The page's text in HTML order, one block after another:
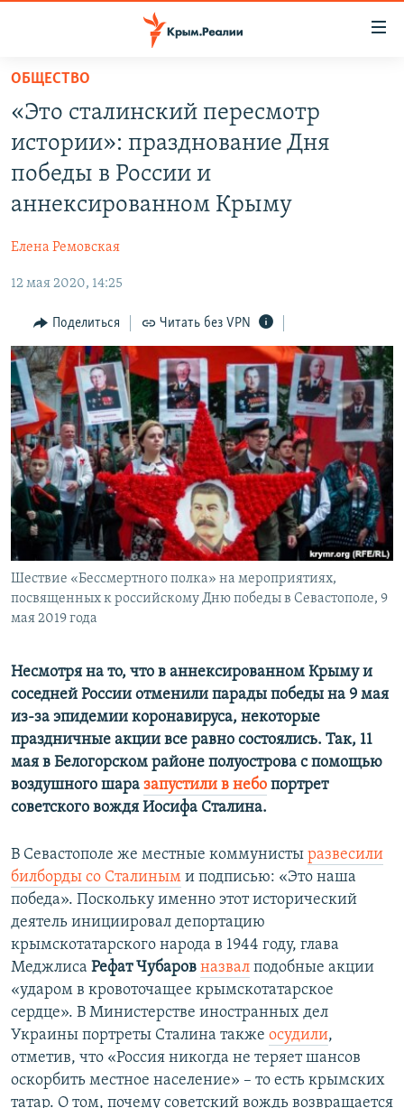
Вернуться
основному
содержанию
Вернутся
главной
Вернутся
ГРУЗ 200
КАРТА ВОЕННЫХ ОБЪЕКТОВ КРЫМА
ВОДА
ИНФОГРАФИКА
ТЕЛЕПРОЕКТ КРЫМ.РЕАЛИИ
СОВЕТЫ ПРАВОЗАЩИТНИКОВ
ПРОПАВШИЕ БЕЗ ВЕСТИ
ПОБЕДИТЕЛЕЙ НЕ СУДЯТ?
КРЫМ.НЕПОКОРЕННЫЙ
ELIFBE
УКРАИНСКАЯ ПРОБЛЕМА КРЫМА
КАК ОБОЙТИ БЛОКИРОВКУ
Qırımtatar
ПРИСОЕДИНЯЙТЕСЬ!
Все сайты RFE/RL
ОБЩЕСТВО
«Это сталинский пересмотр
истории»: празднование Дня
победы в России и
аннексированном Крыму
Елена Ремовская
12 мая 2020, 14:25
Поделиться Читать без VPN
Шествие «Бессмертного полка» на мероприятиях,
посвященных к российскому Дню победы в Севастополе, 9
мая 2019 года
Несмотря на то, что в аннексированном Крыму и
соседней России отменили парады победы на 9 мая
из-за эпидемии коронавируса, некоторые
праздничные акции все равно состоялись. Так, 11
мая в Белогорском районе полуострова с помощью
воздушного шара запустили в небо портрет
советского вождя Иосифа Сталина.
В Севастополе же местные коммунисты развесили
билборды со Сталиным и подписью: «Это наша
победа». Поскольку именно этот исторический
деятель инициировал депортацию
крымскотатарского народа в 1944 году, глава
Меджлиса Рефат Чубаров назвал подобные акции
«ударом в кровоточащее крымскотатарское
сердце». В Министерстве иностранных дел
Украины портреты Сталина также осудили,
отметив, что «Россия никогда не теряет шансов
оскорбить местное население» – то есть крымских
татар. О том, почему советский вождь возвращается